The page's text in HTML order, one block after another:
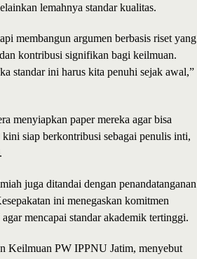
lemahnya standar kualitas.
membangun argumen berbasis riset yang
kontribusi signifikan bagi keilmuan.
standar ini harus kita penuhi sejak awal,”
menyiapkan paper mereka agar bisa
siap berkontribusi sebagai penulis inti,
juga ditandai dengan penandatanganan
ini menegaskan komitmen
mencapai standar akademik tertinggi.
Keilmuan PW IPPNU Jatim, menyebut